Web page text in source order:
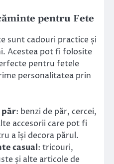
pentru Fete
sunt cadouri practice și
Acestea pot fi folosite
pentru fetele
personalitatea prin
păr: benzi de păr, cercei,
accesorii care pot fi
a își decora părul.
casual: tricouri,
și alte articole de